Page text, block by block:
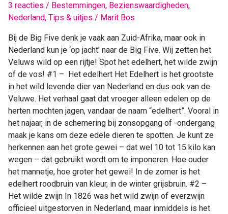
3 reacties / Bestemmingen, Bezienswaardigheden,
Nederland, Tips & uitjes / Marit Bos
Bij de Big Five denk je vaak aan Zuid-Afrika, maar ook in
Nederland kun je ‘op jacht’ naar de Big Five. Wij zetten het
Veluws wild op een rijtje! Spot het edelhert, het wilde zwijn
of de vos! #1 – Het edelhert Het Edelhert is het grootste
in het wild levende dier van Nederland en dus ook van de
Veluwe. Het verhaal gaat dat vroeger alleen edelen op de
herten mochten jagen, vandaar de naam “edelhert”. Vooral in
het najaar, in de schemering bij zonsopgang of -ondergang
maak je kans om deze edele dieren te spotten. Je kunt ze
herkennen aan het grote gewei – dat wel 10 tot 15 kilo kan
wegen – dat gebruikt wordt om te imponeren. Hoe ouder
het mannetje, hoe groter het gewei! In de zomer is het
edelhert roodbruin van kleur, in de winter grijsbruin. #2 –
Het wilde zwijn In 1826 was het wild zwijn of everzwijn
officieel uitgestorven in Nederland, maar inmiddels is het
spotten
op
Veluwe